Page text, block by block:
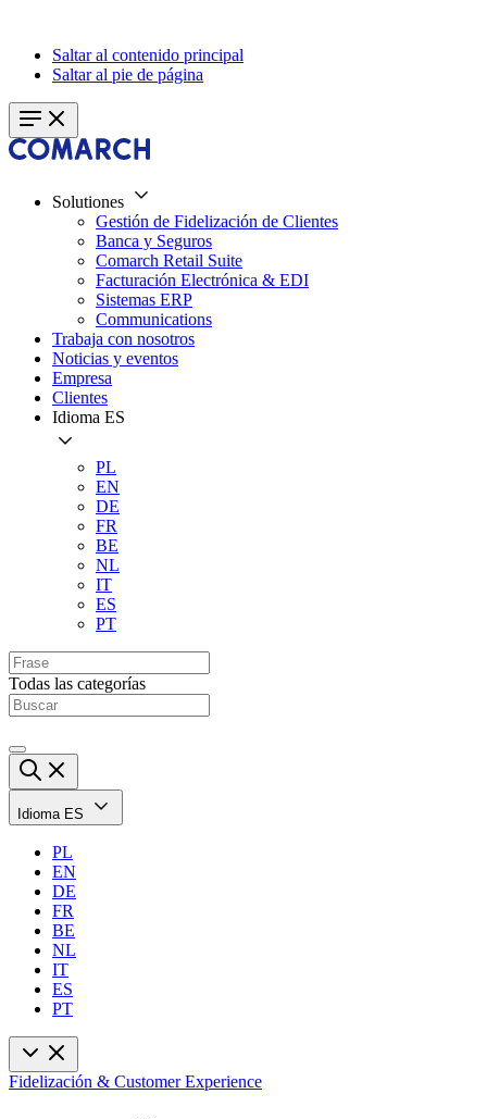
Saltar al contenido principal
Saltar al pie de página
Solutiones
Gestión de Fidelización de Clientes
Banca y Seguros
Comarch Retail Suite
Facturación Electrónica & EDI
Sistemas ERP
Communications
Trabaja con nosotros
Noticias y eventos
Empresa
Clientes
Idioma ES
PL
EN
DE
FR
BE
NL
IT
ES
PT
Todas las categorías
Idioma ES
PL
EN
DE
FR
BE
NL
IT
ES
PT
Fidelización & Customer Experience